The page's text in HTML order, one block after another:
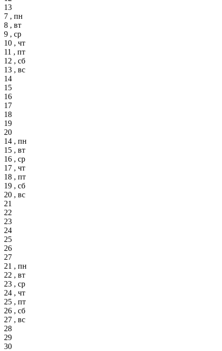
13
7 , пн
8 , вт
9 , ср
10 , чт
11 , пт
12 , сб
13 , вс
14
15
16
17
18
19
20
14 , пн
15 , вт
16 , ср
17 , чт
18 , пт
19 , сб
20 , вс
21
22
23
24
25
26
27
21 , пн
22 , вт
23 , ср
24 , чт
25 , пт
26 , сб
27 , вс
28
29
30